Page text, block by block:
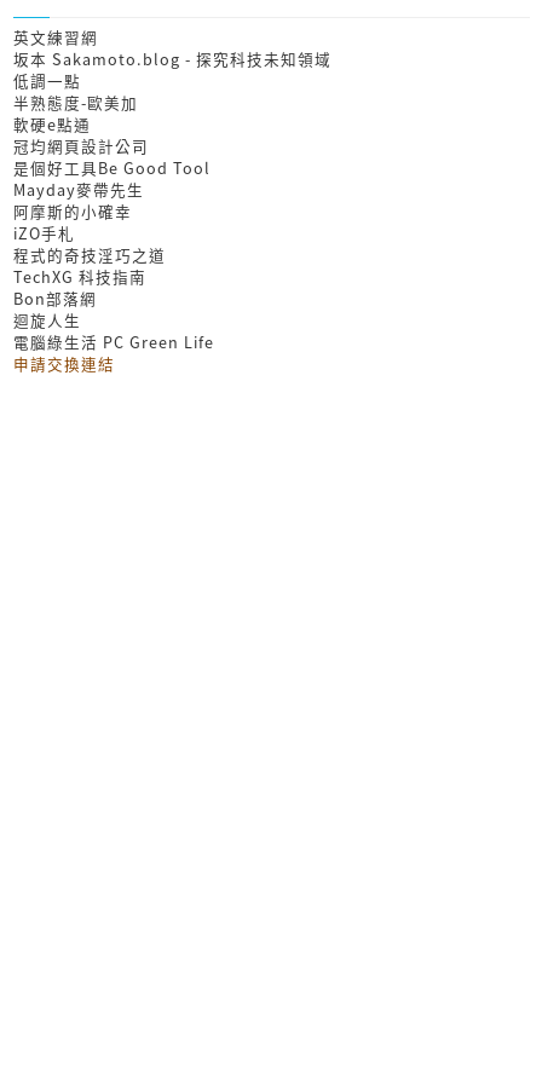
英文練習網
坂本 Sakamoto.blog - 探究科技未知領域
低調一點
半熟態度-歐美加
軟硬e點通
冠均網頁設計公司
是個好工具Be Good Tool
Mayday麥帶先生
阿摩斯的小確幸
iZO手札
程式的奇技淫巧之道
TechXG 科技指南
Bon部落網
迴旋人生
電腦綠生活 PC Green Life
申請交換連結